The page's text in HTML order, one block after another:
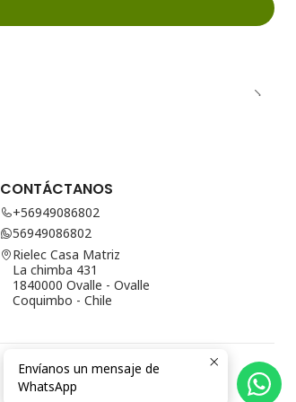
CONTÁCTANOS
+56949086802
56949086802
Rielec Casa Matriz
La chimba 431
1840000 Ovalle - Ovalle
Coquimbo - Chile
Envíanos un mensaje de
WhatsApp